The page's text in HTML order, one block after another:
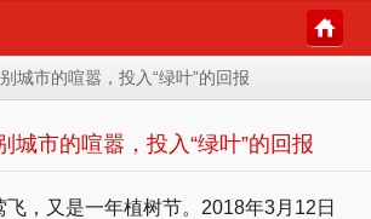
城市的喧嚣，投入“绿叶”的回报
城市的喧嚣，投入“绿叶”的回报
飞，又是一年植树节。2018年3月12日